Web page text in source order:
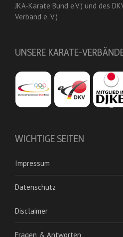
JKA-Karate Bund e.V.) und des
Verband e. V.)
UNSERE KARATE-
WICHTIGE SEITEN
Impressum
Datenschutz
Disclaimer
Fragen & Antworten